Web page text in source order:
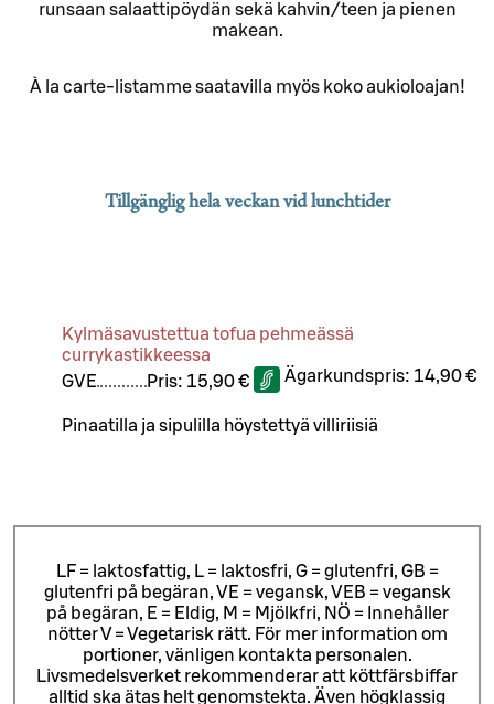
runsaan salaattipöydän sekä kahvin/teen ja pienen
makean.
À la carte-listamme saatavilla myös koko aukioloajan!
Tillgänglig hela veckan vid lunchtider
Kylmäsavustettua tofua pehmeässä
currykastikkeessa
GVE Pris: 15,90 € Ägarkundspris: 14,90 €
Pinaatilla ja sipulilla höystettyä villiriisiä
LF = laktosfattig, L = laktosfri, G = glutenfri, GB =
glutenfri på begäran, VE = vegansk, VEB = vegansk
på begäran, E = Eldig, M = Mjölkfri, NÖ = Innehåller
nötter V = Vegetarisk rätt. För mer information om
portioner, vänligen kontakta personalen.
Livsmedelsverket rekommenderar att köttfärsbiffar
alltid ska ätas helt genomstekta. Även högklassig